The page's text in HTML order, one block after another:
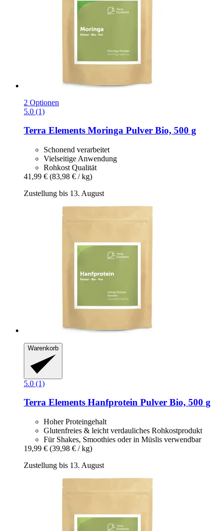
2 Optionen
5.0 (1)
Terra Elements Moringa Pulver Bio, 500 g
Schonend verarbeitet
Vielseitige Anwendung
Rohkost Qualität
41,99 € (83,98 € / kg)
Zustellung bis 13. August
Warenkorb
5.0 (1)
Terra Elements Hanfprotein Pulver Bio, 500 g
Hoher Proteingehalt
Glutenfreies & leicht verdauliches Rohkostprodukt
Für Shakes, Smoothies oder in Müslis verwendbar
19,99 € (39,98 € / kg)
Zustellung bis 13. August